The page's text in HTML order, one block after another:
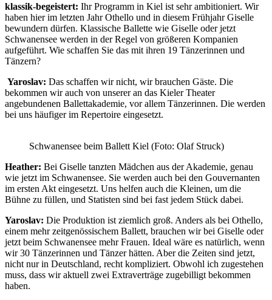
klassik-begeistert: Ihr Programm in Kiel ist sehr ambitioniert. Wir
haben hier im letzten Jahr Othello und in diesem Frühjahr Giselle
bewundern dürfen. Klassische Ballette wie Giselle oder jetzt
Schwanensee werden in der Regel von größeren Kompanien
aufgeführt. Wie schaffen Sie das mit ihren 19 Tänzerinnen und
Tänzern?
Yaroslav: Das schaffen wir nicht, wir brauchen Gäste. Die
bekommen wir auch von unserer an das Kieler Theater
angebundenen Ballettakademie, vor allem Tänzerinnen. Die werden
bei uns häufiger im Repertoire eingesetzt.
Schwanensee beim Ballett Kiel (Foto: Olaf Struck)
Heather: Bei Giselle tanzten Mädchen aus der Akademie, genau
wie jetzt im Schwanensee. Sie werden auch bei den Gouvernanten
im ersten Akt eingesetzt. Uns helfen auch die Kleinen, um die
Bühne zu füllen, und Statisten sind bei fast jedem Stück dabei.
Yaroslav: Die Produktion ist ziemlich groß. Anders als bei Othello,
einem mehr zeitgenössischem Ballett, brauchen wir bei Giselle oder
jetzt beim Schwanensee mehr Frauen. Ideal wäre es natürlich, wenn
wir 30 Tänzerinnen und Tänzer hätten. Aber die Zeiten sind jetzt,
nicht nur in Deutschland, recht kompliziert. Obwohl ich zugestehen
muss, dass wir aktuell zwei Extraverträge zugebilligt bekommen
haben.